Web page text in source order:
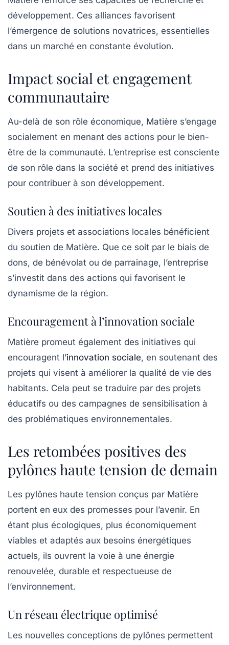
développement. Ces alliances favorisent
l’émergence de solutions novatrices, essentielles
dans un marché en constante évolution.
Impact social et engagement
communautaire
Au-delà de son rôle économique, Matière s’engage
socialement en menant des actions pour le bien-
être de la communauté. L’entreprise est consciente
de son rôle dans la société et prend des initiatives
pour contribuer à son développement.
Soutien à des initiatives locales
Divers projets et associations locales bénéficient
du soutien de Matière. Que ce soit par le biais de
dons, de bénévolat ou de parrainage, l’entreprise
s’investit dans des actions qui favorisent le
dynamisme de la région.
Encouragement à l’innovation sociale
Matière promeut également des initiatives qui
encouragent l’innovation sociale, en soutenant des
projets qui visent à améliorer la qualité de vie des
habitants. Cela peut se traduire par des projets
éducatifs ou des campagnes de sensibilisation à
des problématiques environnementales.
Les retombées positives des
pylônes haute tension de demain
Les pylônes haute tension conçus par Matière
portent en eux des promesses pour l’avenir. En
étant plus écologiques, plus économiquement
viables et adaptés aux besoins énergétiques
actuels, ils ouvrent la voie à une énergie
renouvelée, durable et respectueuse de
l’environnement.
Un réseau électrique optimisé
Les nouvelles conceptions de pylônes permettent